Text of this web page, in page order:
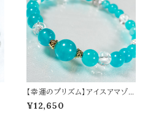
【幸運のプリズム】アイスアマゾナ
イト アイリスクォーツ オリジナル
デザイン ブレスレット パワースト
¥12,650